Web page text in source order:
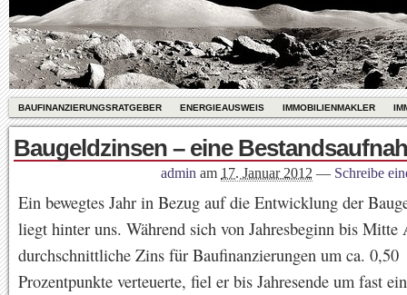
BAUFINANZIERUNGSRATGEBER ENERGIEAUSWEIS IMMOBILIENMAKLER
Baugeldzinsen – eine
admin am 17. Januar 2012 — Schreibe
Ein bewegtes Jahr in Bezug auf die Entwicklung der
liegt hinter uns. Während sich von Jahresbeginn bis Mitte
durchschnittliche Zins für Baufinanzierungen um ca. 0,50
Prozentpunkte verteuerte, fiel er bis Jahresende um fast